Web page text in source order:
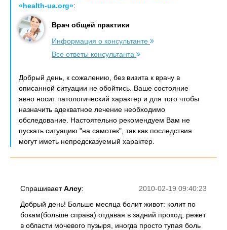
«health-ua.org»:
Врач общей практики
Информация о консультанте
Все ответы консультанта
Добрый день, к сожалению, без визита к врачу в
описанной ситуации не обойтись. Ваше состояние
явно носит патологический характер и для того чтобы
назначить адекватное лечение необходимо
обследование. Настоятельно рекомендуем Вам не
пускать ситуацию "на самотек", так как последствия
могут иметь непредсказуемый характер.
2010-02-19 09:40:23
СпрашиваетАлсу:
Добрый день! Больше месяца болит живот: колит по
бокам(больше справа) отдавая в задний проход, режет
в области мочевого пузыря, иногда просто тупая боль